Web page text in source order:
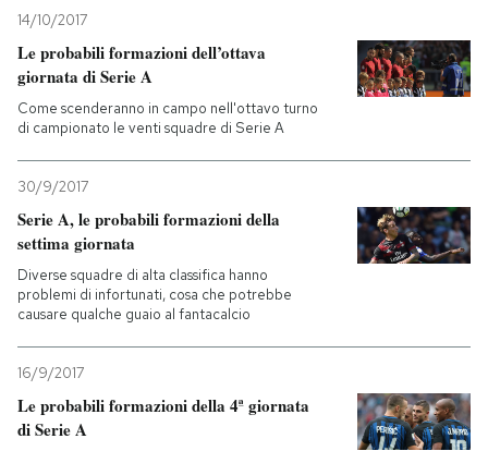
14/10/2017
Le probabili formazioni dell’ottava
giornata di Serie A
Come scenderanno in campo nell'ottavo turno
di campionato le venti squadre di Serie A
30/9/2017
Serie A, le probabili formazioni della
settima giornata
Diverse squadre di alta classifica hanno
problemi di infortunati, cosa che potrebbe
causare qualche guaio al fantacalcio
16/9/2017
Le probabili formazioni della 4ª giornata
di Serie A